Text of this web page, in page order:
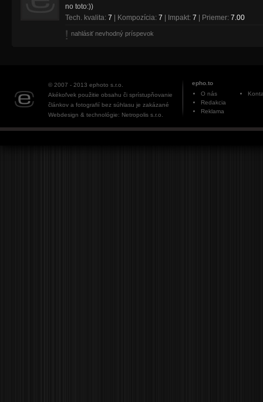
no toto:))
Tech. kvalita: 7 | Kompozícia: 7 | Impakt: 7 | Priemer: 7.00
nahlásiť nevhodný príspevok
© 2007 - 2013 ephoto s.r.o.
Akékoľvek použitie obsahu či sprístupňovanie
článkov a fotografií bez súhlasu je zakázané
Webdesign & technológie: Netropolis s.r.o.
epho.to
O nás
Redakcia
Reklama